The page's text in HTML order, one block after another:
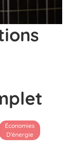
Économies
D'énergie